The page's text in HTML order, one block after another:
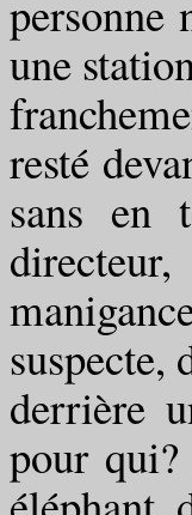
personne
une
resté
sans en
suspecte,
derrière
pour